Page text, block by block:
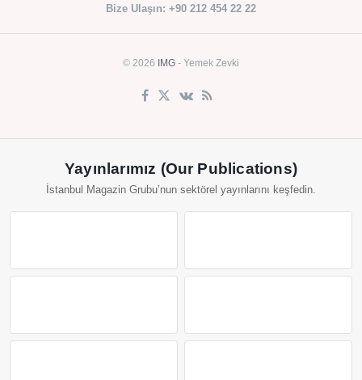
Bize Ulaşın: +90 212 454 22 22
© 2026 IMG - Yemek Zevki
Yayınlarımız (Our Publications)
İstanbul Magazin Grubu’nun sektörel yayınlarını keşfedin.